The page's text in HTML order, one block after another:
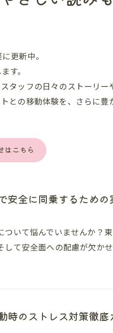
更新中。
す。
タッフの日々のストーリ
との移動体験を、さらに
はこちら
安全に同乗するための
いて悩んでいませんか？
て安全面への配慮が欠か
時のストレス対策徹底